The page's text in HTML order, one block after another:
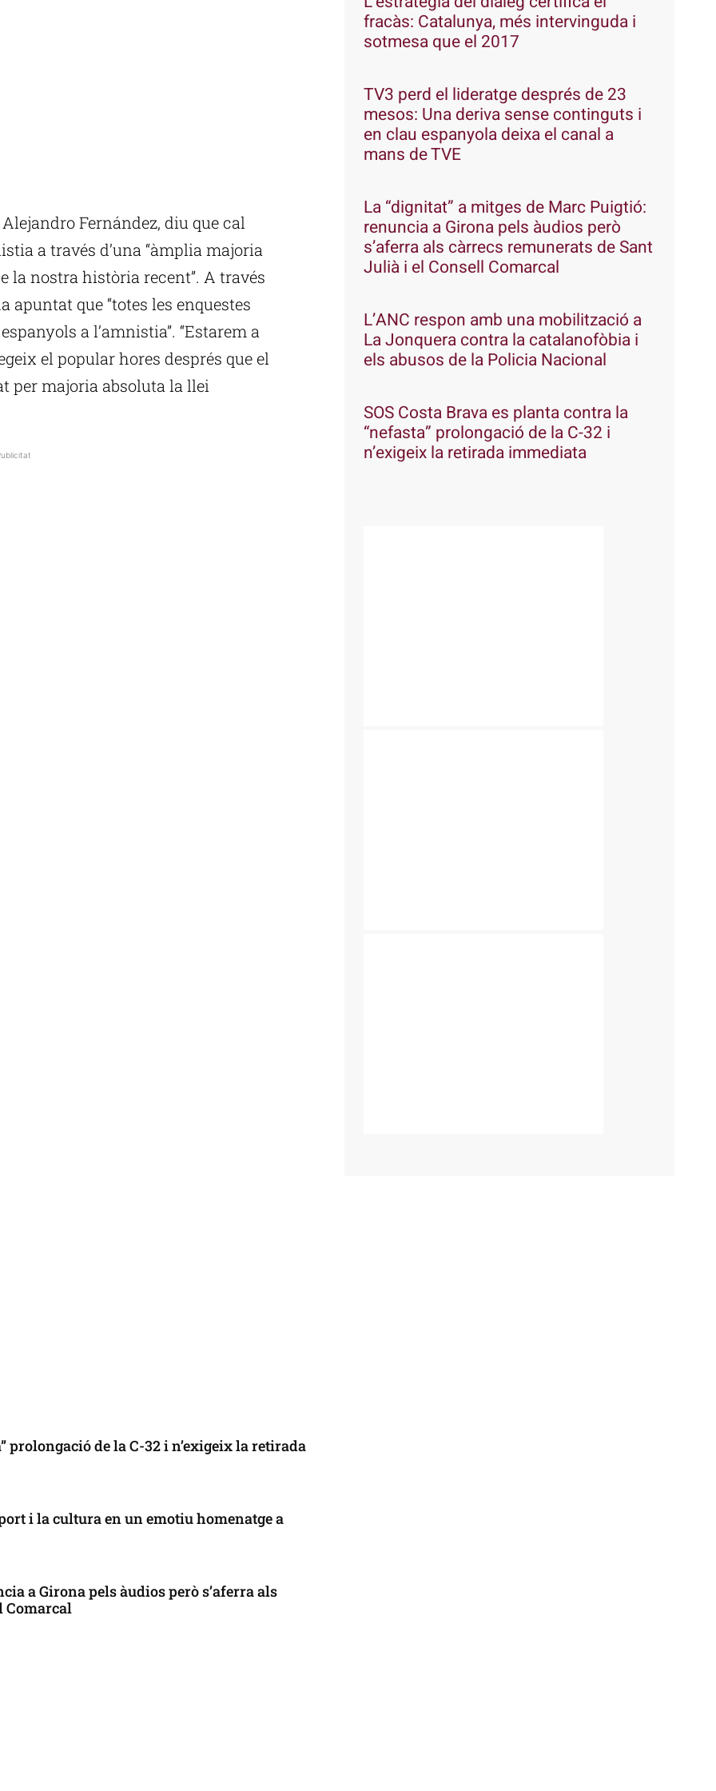
Fernández, diu que cal
a través d’una “àmplia majoria
nostra història recent”. A través
apuntat que “totes les enquestes
a l’amnistia”. “Estarem a
el popular hores després que el
per majoria absoluta la llei
prolongació de la C-32 i n’exigeix la retirada
i la cultura en un emotiu homenatge a
a Girona pels àudios però s’aferra als
Comarcal
fracàs: Catalunya, més intervinguda i
sotmesa que el 2017
TV3 perd el lideratge després de 23
mesos: Una deriva sense continguts i
en clau espanyola deixa el canal a
mans de TVE
La “dignitat” a mitges de Marc Puigtió:
renuncia a Girona pels àudios però
s’aferra als càrrecs remunerats de Sant
Julià i el Consell Comarcal
L’ANC respon amb una mobilització a
La Jonquera contra la catalanofòbia i
els abusos de la Policia Nacional
SOS Costa Brava es planta contra la
“nefasta” prolongació de la C-32 i
n’exigeix la retirada immediata